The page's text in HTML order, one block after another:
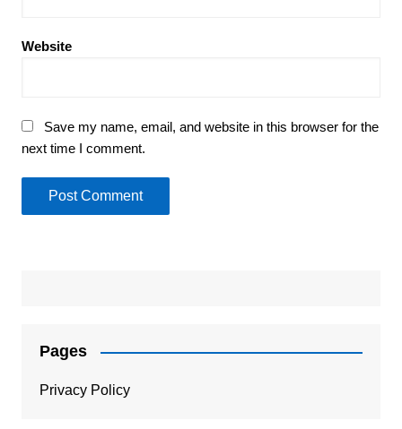
Website
Save my name, email, and website in this browser for the
next time I comment.
Pages
Privacy Policy